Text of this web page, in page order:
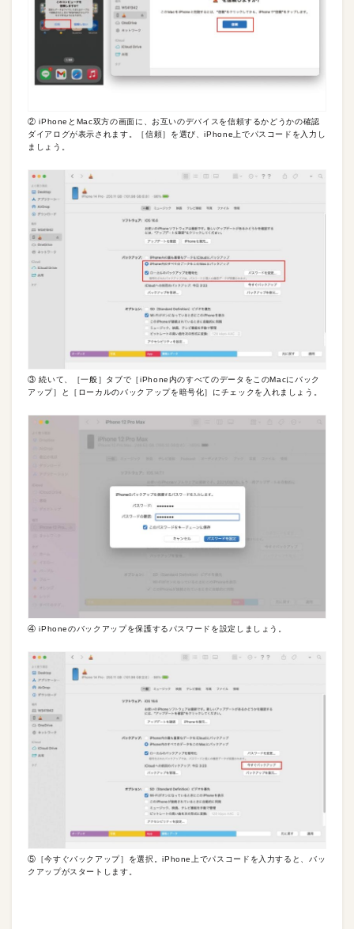
② iPhoneとMac双方の画面に、お互いのデバイスを信頼するかどうかの確認
ダイアログが表示されます。［信頼］を選び、iPhone上でパスコードを入力し
ましょう。
③ 続いて、［一般］タブで［iPhone内のすべてのデータをこのMacにバック
アップ］と［ローカルのバックアップを暗号化］にチェックを入れましょう。
④ iPhoneのバックアップを保護するパスワードを設定しましょう。
⑤［今すぐバックアップ］を選択。iPhone上でパスコードを入力すると、バッ
クアップがスタートします。